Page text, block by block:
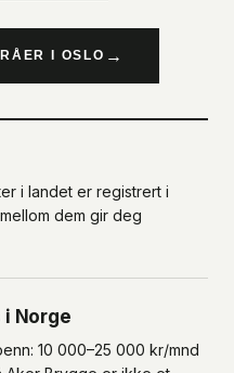
I OSLO →
i landet er registrert i
dem gir deg
i Norge
10 000–25 000 kr/mnd